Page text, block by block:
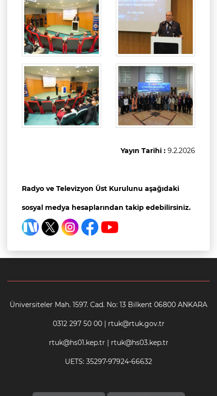
Yayın Tarihi : 9.2.2026
Radyo ve Televizyon Üst Kurulunu aşağıdaki
sosyal medya hesaplarından takip edebilirsiniz.
Üniversiteler Mah. 1597. Cad. No: 13 Bilkent 06800 ANKARA
0312 297 50 00 | rtuk@rtuk.gov.tr
rtuk@hs01.kep.tr | rtuk@hs03.kep.tr
UETS: 35297-97924-66632